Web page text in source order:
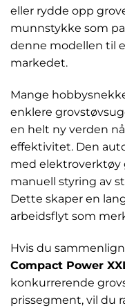
eller rydde opp
munnstykke som
denne modellen til
markedet.
Mange
enklere
en helt ny verden
effektivitet. Den
med elektroverktøy
manuell styring av
Dette skaper en
arbeidsflyt som
Hvis du
Compact Power
konkurrerende
prissegment, vil du